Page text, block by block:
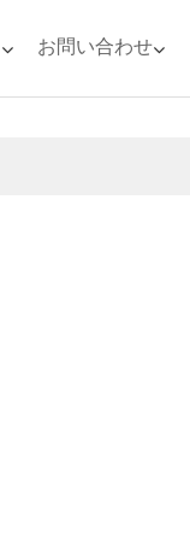
お問い合わせ